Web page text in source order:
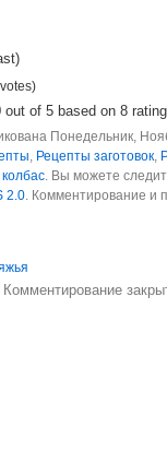
out of 5 based on 8
Понедельник,
, Рецепты заготовок,
. Вы можете
2.0. Комментирование и
Комментирование